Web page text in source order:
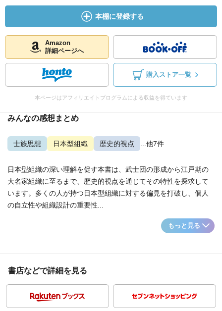
本棚に登録する
Amazon
詳細ページへ
購入ストア一覧
本ページはアフィリエイトプログラムによる収益を得ています
みんなの感想まとめ
士族思想 日本型組織 歴史的視点 ...他7件
日本型組織の深い理解を促す本書は、武士団の形成から江戸期の
大名家組織に至るまで、歴史的視点を通じてその特性を探求して
います。多くの人が持つ日本型組織に対する偏見を打破し、個人
の自立性や組織設計の重要性...
もっと見る
書店などで詳細を見る